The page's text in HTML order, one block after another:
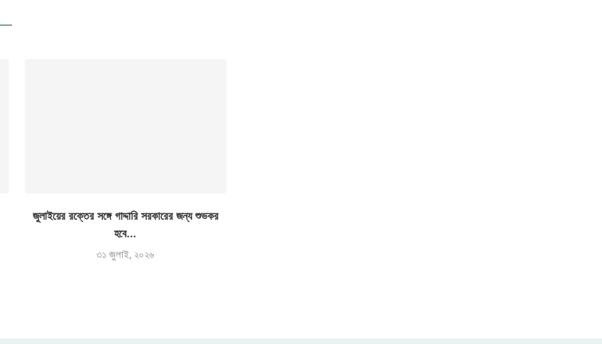
জুলাইয়ের রক্তের সঙ্গে গাদ্দারি সরকারের জন্য শুভকর
হবে...
৩১ জুলাই, ২০২৬